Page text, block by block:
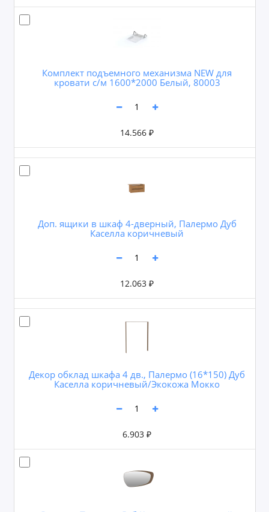
Комплект подъемного механизма NEW для
кровати с/м 1600*2000 Белый, 80003
14.566 ₽
Доп. ящики в шкаф 4-дверный, Палермо Дуб
Каселла коричневый
12.063 ₽
Декор обклад шкафа 4 дв., Палермо (16*150) Дуб
Каселла коричневый/Экокожа Мокко
6.903 ₽